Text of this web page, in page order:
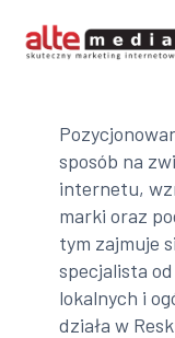
Media
sposób na
internetu,
marki oraz
tym zajmuje
specjalista
lokalnych i
działa w